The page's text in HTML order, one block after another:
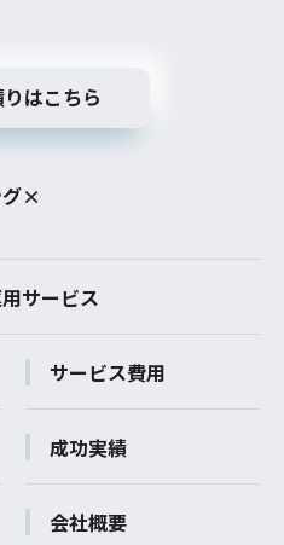
はこちら
グ×
サービス
サービス費用
成功実績
会社概要